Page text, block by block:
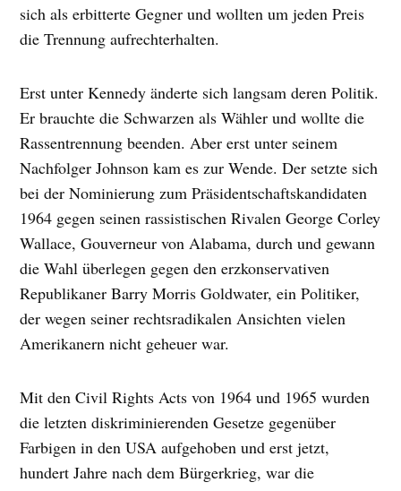
sich als erbitterte Gegner und wollten um jeden Preis
die Trennung aufrechterhalten.
Erst unter Kennedy änderte sich langsam deren Politik.
Er brauchte die Schwarzen als Wähler und wollte die
Rassentrennung beenden. Aber erst unter seinem
Nachfolger Johnson kam es zur Wende. Der setzte sich
bei der Nominierung zum Präsidentschaftskandidaten
1964 gegen seinen rassistischen Rivalen George Corley
Wallace, Gouverneur von Alabama, durch und gewann
die Wahl überlegen gegen den erzkonservativen
Republikaner Barry Morris Goldwater, ein Politiker,
der wegen seiner rechtsradikalen Ansichten vielen
Amerikanern nicht geheuer war.
Mit den Civil Rights Acts von 1964 und 1965 wurden
die letzten diskriminierenden Gesetze gegenüber
Farbigen in den USA aufgehoben und erst jetzt,
hundert Jahre nach dem Bürgerkrieg, war die